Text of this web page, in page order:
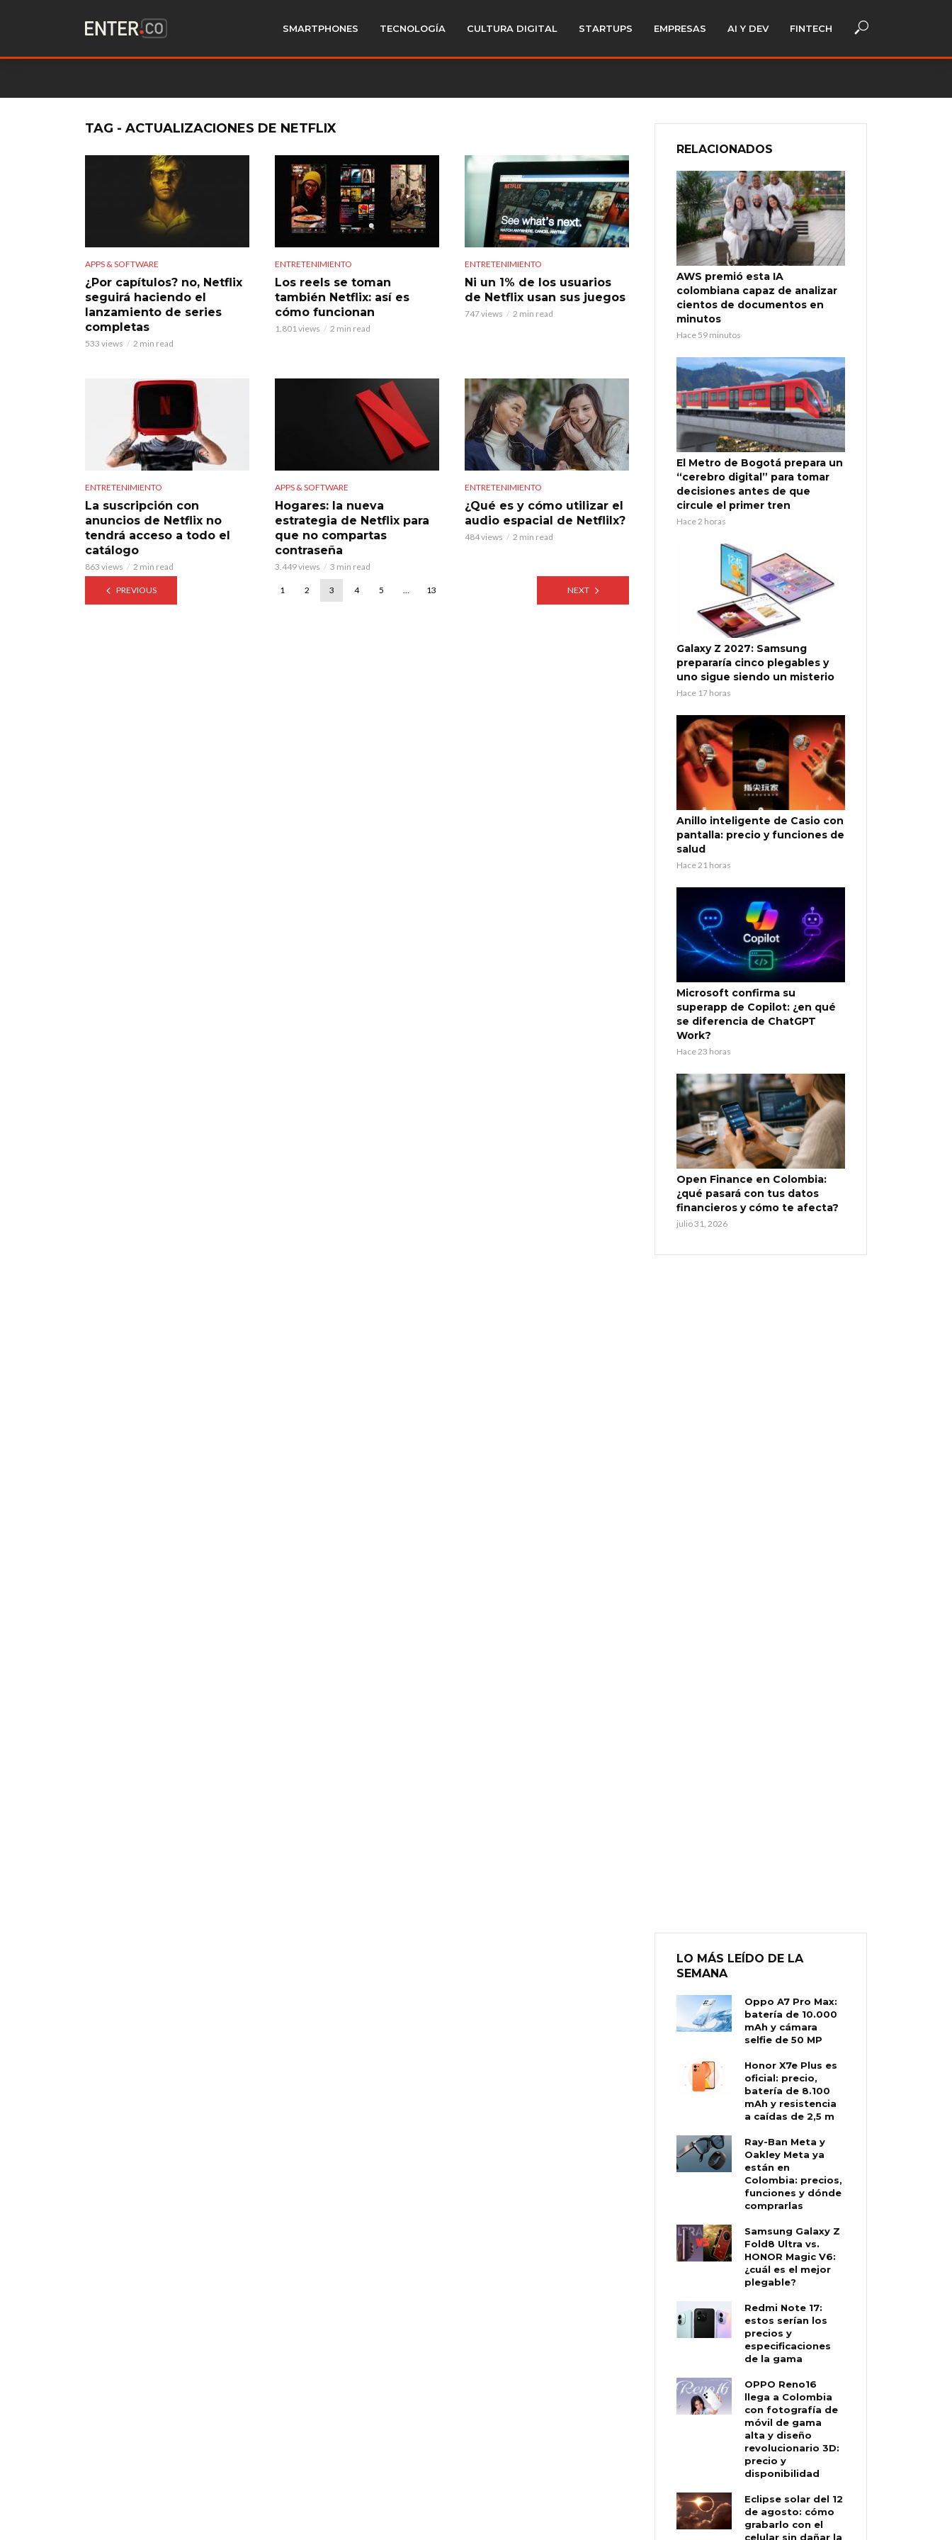
SMARTPHONES TECNOLOGÍA CULTURA DIGITAL STARTUPS EMPRESAS AI Y DEV FINTECH
TAG - ACTUALIZACIONES DE NETFLIX
APPS & SOFTWARE
¿Por capítulos? no, Netflix
seguirá haciendo el
lanzamiento de series
completas
533 views 2 min read
ENTRETENIMIENTO
Los reels se toman
también Netflix: así es
cómo funcionan
1.801 views 2 min read
ENTRETENIMIENTO
Ni un 1% de los usuarios
de Netflix usan sus juegos
747 views 2 min read
ENTRETENIMIENTO
La suscripción con
anuncios de Netflix no
tendrá acceso a todo el
catálogo
863 views 2 min read
APPS & SOFTWARE
Hogares: la nueva
estrategia de Netflix para
que no compartas
contraseña
3.449 views 3 min read
ENTRETENIMIENTO
¿Qué es y cómo utilizar el
audio espacial de Netflilx?
484 views 2 min read
PREVIOUS 1 2 3 4 5 … 13 NEXT
RELACIONADOS
AWS premió esta IA
colombiana capaz de analizar
cientos de documentos en
minutos
Hace 59 minutos
El Metro de Bogotá prepara un
“cerebro digital” para tomar
decisiones antes de que
circule el primer tren
Hace 2 horas
Galaxy Z 2027: Samsung
prepararía cinco plegables y
uno sigue siendo un misterio
Hace 17 horas
Anillo inteligente de Casio con
pantalla: precio y funciones de
salud
Hace 21 horas
Microsoft confirma su
superapp de Copilot: ¿en qué
se diferencia de ChatGPT
Work?
Hace 23 horas
Open Finance en Colombia:
¿qué pasará con tus datos
financieros y cómo te afecta?
julio 31, 2026
LO MÁS LEÍDO DE LA
SEMANA
Oppo A7 Pro Max:
batería de 10.000
mAh y cámara
selfie de 50 MP
Honor X7e Plus es
oficial: precio,
batería de 8.100
mAh y resistencia
a caídas de 2,5 m
Ray-Ban Meta y
Oakley Meta ya
están en
Colombia: precios,
funciones y dónde
comprarlas
Samsung Galaxy Z
Fold8 Ultra vs.
HONOR Magic V6:
¿cuál es el mejor
plegable?
Redmi Note 17:
estos serían los
precios y
especificaciones
de la gama
OPPO Reno16
llega a Colombia
con fotografía de
móvil de gama
alta y diseño
revolucionario 3D:
precio y
disponibilidad
Eclipse solar del 12
de agosto: cómo
grabarlo con el
celular sin dañar la